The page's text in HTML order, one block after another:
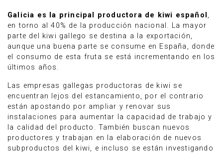
Galicia es la principal productora de kiwi español ,
en torno al 40% de la producción nacional. La mayor
parte del kiwi gallego se destina a la exportación,
aunque una buena parte se consume en España, donde
el consumo de esta fruta se está incrementando en los
últimos años.
Las empresas gallegas productoras de kiwi se
encuentran lejos del estancamiento, por el contrario
están apostando por ampliar y renovar sus
instalaciones para aumentar la capacidad de trabajo y
la calidad del producto. También buscan nuevos
productores y trabajan en la elaboración de nuevos
subproductos del kiwi, e incluso se están investigando